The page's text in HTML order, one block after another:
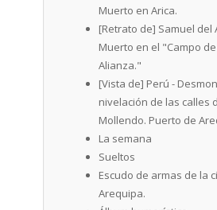
Muerto en Arica.
[Retrato de] Samuel del
Muerto en el "Campo
Alianza."
[Vista de] Perú -
nivelación de las calles
Mollendo. Puerto de
La semana
Sueltos
Escudo de armas de la
Arequipa.